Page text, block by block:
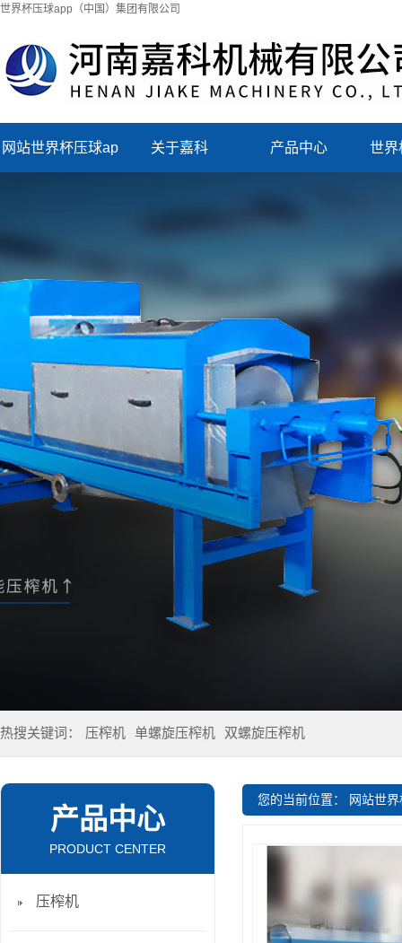
世界杯压球app（中国）集团有限公司
网站世界杯压球ap 关于嘉科 产品中心 世界
热搜关键词： 压榨机 单螺旋压榨机 双螺旋压榨机
您的当前位置： 网站世
产品中心
PRODUCT CENTER
压榨机